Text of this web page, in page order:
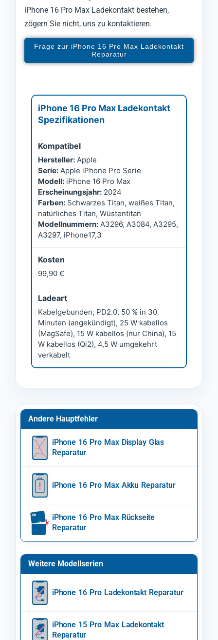
iPhone 16 Pro Max Ladekontakt bestehen,
zögern Sie nicht, uns zu kontaktieren.
Frage zur iPhone 16 Pro Max Ladekontakt
Reparatur
iPhone 16 Pro Max Ladekontakt
Spezifikationen
Kompatibel
Hersteller: Apple
Serie: Apple iPhone Pro Serie
Modell: iPhone 16 Pro Max
Erscheinungsjahr: 2024
Farben: Schwarzes Titan, weißes Titan,
natürliches Titan, Wüstentitan
Modellnummern: A3296, A3084, A3295,
A3297, iPhone17,3
Kosten
99,90 €
Ladeart
Kabelgebunden, PD2.0, 50 % in 30
Minuten (angekündigt), 25 W kabellos
(MagSafe), 15 W kabellos (nur China), 15
W kabellos (Qi2), 4,5 W umgekehrt
verkabelt
Andere Hauptfehler
iPhone 16 Pro Max Display Glas
Reparatur
iPhone 16 Pro Max Akku Reparatur
iPhone 16 Pro Max Rückseite
Reparatur
Weitere Modellserien
iPhone 16 Pro Ladekontakt Reparatur
iPhone 15 Pro Max Ladekontakt
Reparatur